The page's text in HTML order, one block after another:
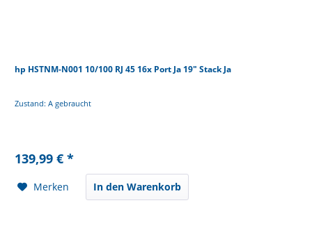
hp HSTNM-N001 10/100 RJ 45 16x Port Ja 19" Stack Ja
Zustand: A gebraucht
139,99 € *
Merken In den Warenkorb